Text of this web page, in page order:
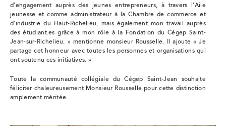
d'engagement auprès des jeunes entrepreneurs, à travers l'Aile
jeunesse et comme administrateur à la Chambre de commerce et
d'industrie du Haut-Richelieu, mais également mon travail auprès
des étudiant.es grâce à mon rôle à la Fondation du Cégep Saint-
Jean-sur-Richelieu. » mentionne monsieur Rousselle. Il ajoute « Je
partage cet honneur avec toutes les personnes et organisations qui
ont soutenu ces initiatives. »
Toute la communauté collégiale du Cégep Saint-Jean souhaite
féliciter chaleureusement Monsieur Rousselle pour cette distinction
amplement méritée.